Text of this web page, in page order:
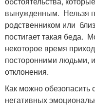
вынужденным. Нельзя
родственником или
постигает такая беда.
некоторое время
посторонними людьми,
отклонения.
Как можно обезопасить
негативных